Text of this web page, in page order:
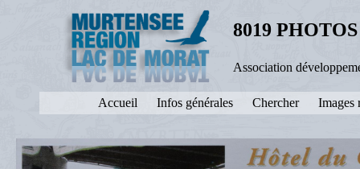
8019
Association
Accueil Infos générales Chercher Images